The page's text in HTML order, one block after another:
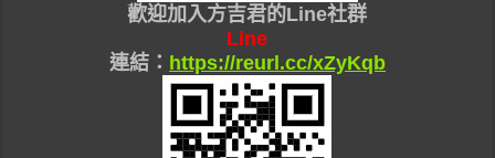
歡迎加入方吉君的Line社群
Line
連結： https://reurl.cc/xZyKqb